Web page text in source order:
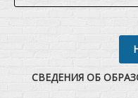
СВЕДЕНИЯ ОБ